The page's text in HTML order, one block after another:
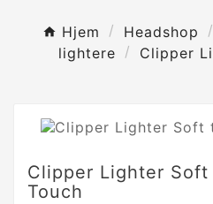
Hjem Headshop
lightere
Clipper
Clipper Lighter Soft
Touch